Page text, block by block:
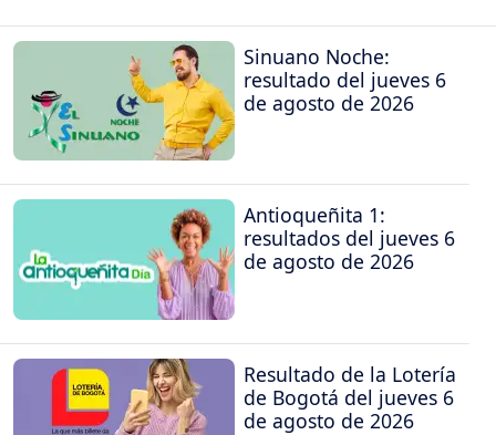
Sinuano Noche:
resultado del jueves 6
de agosto de 2026
Antioqueñita 1:
resultados del jueves 6
de agosto de 2026
Resultado de la Lotería
de Bogotá del jueves 6
de agosto de 2026